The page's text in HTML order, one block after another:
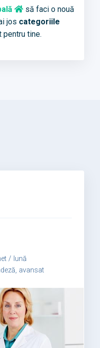
să faci o nouă
jos categoriile
tine.
/ lună
avansat